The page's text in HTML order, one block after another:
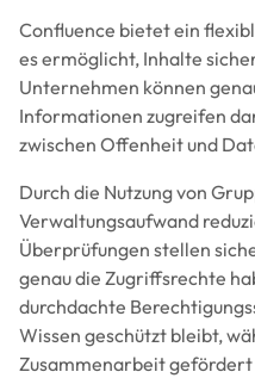
Confluence bietet ein
es ermöglicht, Inhalte
Unternehmen können
Informationen zugreifen
zwischen Offenheit und
Durch die Nutzung von
Verwaltungsaufwand
Überprüfungen stellen
genau die Zugriffsrechte
durchdachte
Wissen geschützt bleibt,
Zusammenarbeit